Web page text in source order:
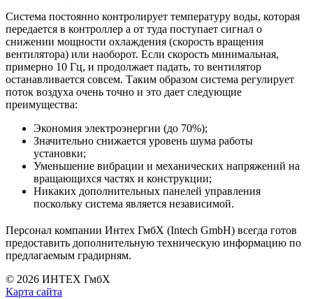
Система постоянно контролирует температуру воды, которая
передается в контроллер а от туда поступает сигнал о
снижении мощности охлаждения (скорость вращения
вентилятора) или наоборот. Если скорость минимальная,
примерно 10 Гц, и продолжает падать, то вентилятор
останавливается совсем. Таким образом система регулирует
поток воздуха очень точно и это дает следующие
преимущества:
Экономия электроэнергии (до 70%);
Значительно снижается уровень шума работы
установки;
Уменьшение вибрации и механических напряжений на
вращающихся частях и конструкции;
Никаких дополнительных панелей управления
поскольку система является независимой.
Персонал компании Интех ГмбХ (Intech GmbH) всегда готов
предоставить дополнительную техническую информацию по
предлагаемым градирням.
© 2026 ИНТЕХ ГмбХ
Карта сайта